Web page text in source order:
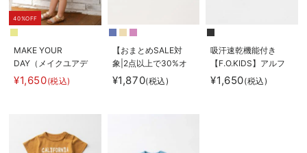
40%OFF
MAKE YOUR
DAY（メイクユアデ
イ）プリーツセットア
ップ
¥1,650(税込)
【おまとめSALE対
象|2点以上で30%オ
フ】La Stella（ラ ス
テラ）オーバーダイポ
¥1,870(税込)
吸汗速乾機能付き
【F.O.KIDS】アルフ
ァベットトレーナー
¥1,650(税込)